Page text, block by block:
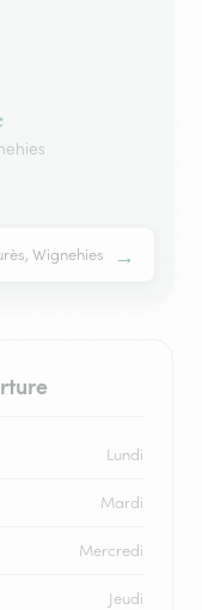
Wignehies →
Lundi
Mardi
Mercredi
Jeudi